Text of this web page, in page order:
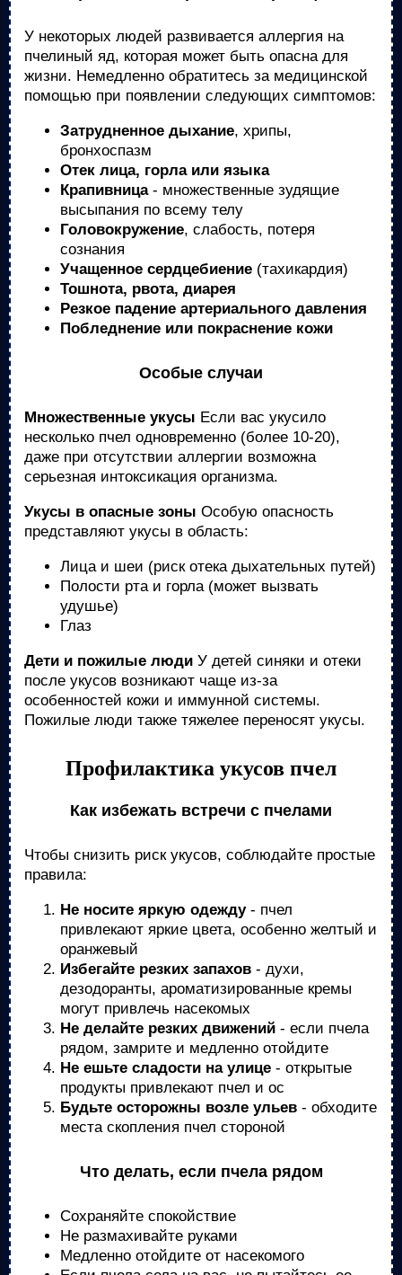
У некоторых людей развивается аллергия на
пчелиный яд, которая может быть опасна для
жизни. Немедленно обратитесь за медицинской
помощью при появлении следующих симптомов:
Затрудненное дыхание, хрипы,
бронхоспазм
Отек лица, горла или языка
Крапивница- множественные зудящие
высыпания по всему телу
Головокружение, слабость, потеря
сознания
Учащенное сердцебиение (тахикардия)
Тошнота, рвота, диарея
Резкое падение артериального давления
Побледнение или покраснение кожи
Особые случаи
Множественные укусы Если вас укусило
несколько пчел одновременно (более 10-20),
даже при отсутствии аллергии возможна
серьезная интоксикация организма.
Укусы в опасные зоны Особую опасность
представляют укусы в область:
Лица и шеи (риск отека дыхательных путей)
Полости рта и горла (может вызвать
удушье)
Глаз
Дети и пожилые люди У детей синяки и отеки
после укусов возникают чаще из-за
особенностей кожи и иммунной системы.
Пожилые люди также тяжелее переносят укусы.
Профилактика укусов пчел
Как избежать встречи с пчелами
Чтобы снизить риск укусов, соблюдайте простые
правила:
Не носите яркую одежду- пчел
привлекают яркие цвета, особенно желтый и
оранжевый
Избегайте резких запахов - духи,
дезодоранты, ароматизированные кремы
могут привлечь насекомых
Не делайте резких движений - если пчела
рядом, замрите и медленно отойдите
Не ешьте сладости на улице - открытые
продукты привлекают пчел и ос
Будьте осторожны возле ульев - обходите
места скопления пчел стороной
Что делать, если пчела рядом
Сохраняйте спокойствие
Не размахивайте руками
Медленно отойдите от насекомого